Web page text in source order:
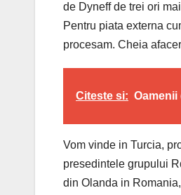
de Dyneff de trei ori
Pentru piata externa
procesam. Cheia
Citeste si: Oamenii
Vom vinde in Turcia,
presedintele grupului
din Olanda in